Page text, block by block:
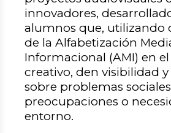
innovadores,
alumnos que, utilizando
de la Alfabetización
Informacional (AMI) en
creativo, den visibilidad
sobre problemas
preocupaciones o
entorno.